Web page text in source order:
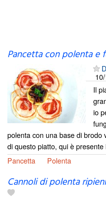
Pancetta con polenta e
Il
io
polenta con una base di brodo
di questo piatto, qui è presente
Pancetta
Polenta
Cannoli di polenta